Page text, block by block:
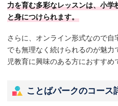
力を育む多彩なレッスンは、小
と身につけられます。
さらに、オンライン形式なので
でも無理なく続けられるのが魅
児教育に興味のある方におすすめ
ことばパークのコース